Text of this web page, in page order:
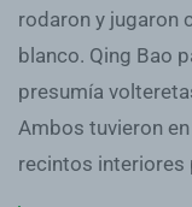
rodaron y jugaron
blanco. Qing Bao
presumía
Ambos tuvieron
recintos interiores